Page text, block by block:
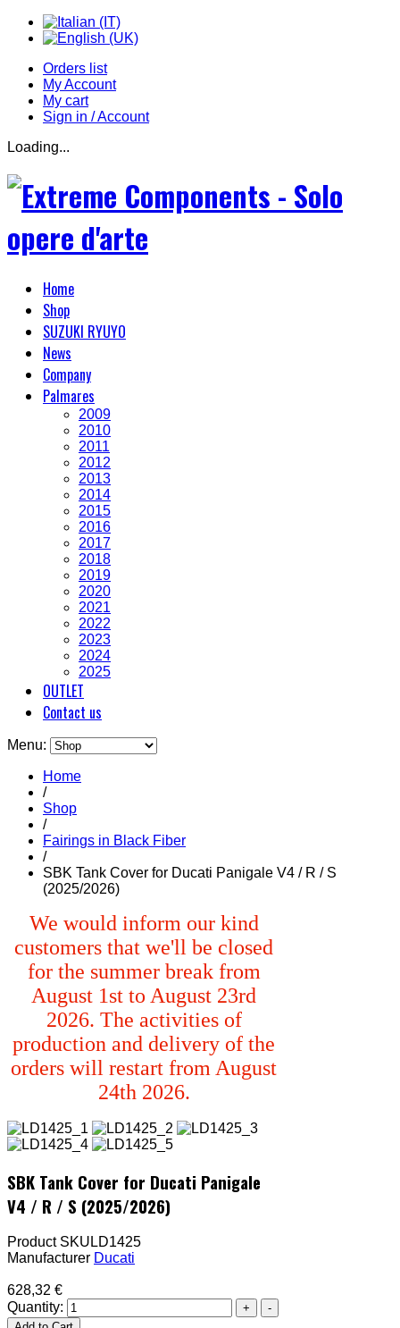
Orders list
My Account
My cart
Sign in / Account
Loading...
Home
Shop
SUZUKI RYUYO
News
Company
Palmares
2009
2010
2011
2012
2013
2014
2015
2016
2017
2018
2019
2020
2021
2022
2023
2024
2025
OUTLET
Contact us
Menu:
Home
/
Shop
/
Fairings in Black Fiber
/
SBK Tank Cover for Ducati Panigale V4 / R / S
(2025/2026)
We would inform our kind
customers that we'll be closed
for the summer break from
August 1st to August 23rd
2026. The activities of
production and delivery of the
orders will restart from August
24th 2026.
SBK Tank Cover for Ducati Panigale
V4 / R / S (2025/2026)
Product SKU LD1425
Manufacturer Ducati
628,32 €
Quantity: